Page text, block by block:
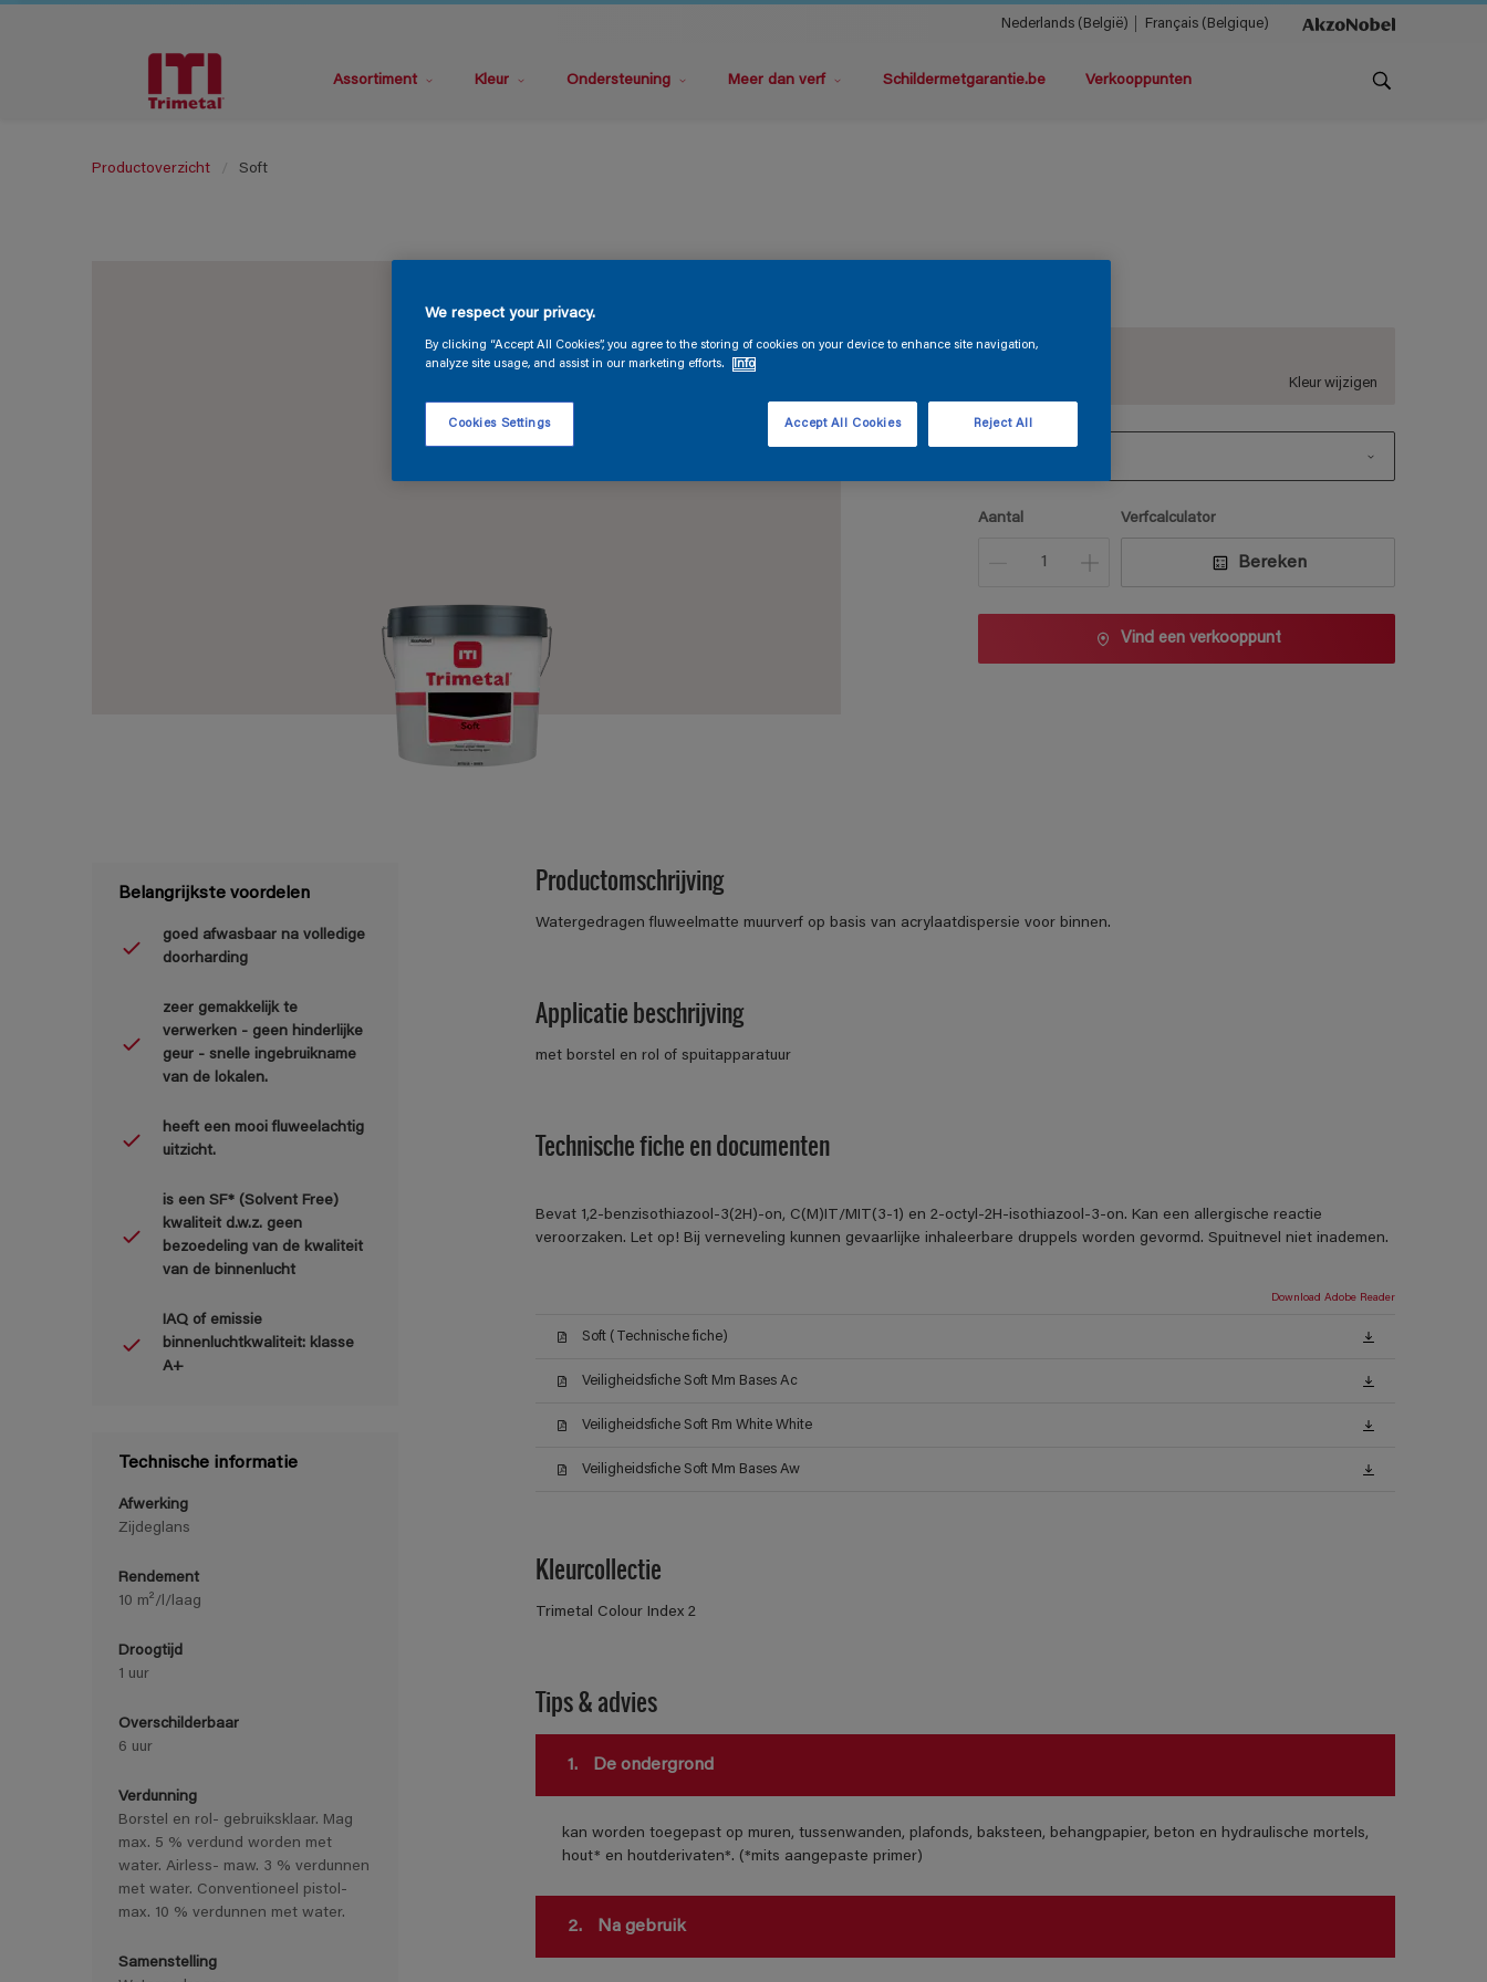
Nederlands (België) Français (Belgique)
Assortiment Kleur Ondersteuning Meer dan verf Schildermetgarantie.be Verkooppunten
Productoverzicht Soft
Kleur wijzigen
Aantal Verfcalculator
Bereken
Vind een verkooppunt
Belangrijkste voordelen
goed afwasbaar na volledige
doorharding
zeer gemakkelijk te
verwerken - geen hinderlijke
geur - snelle ingebruikname
van de lokalen.
heeft een mooi fluweelachtig
uitzicht.
is een SF* (Solvent Free)
kwaliteit d.w.z. geen
bezoedeling van de kwaliteit
van de binnenlucht
IAQ of emissie
binnenluchtkwaliteit: klasse
A+
Technische informatie
Afwerking
Zijdeglans
Rendement
10 m²/l/laag
Droogtijd
1 uur
Overschilderbaar
6 uur
Verdunning
Borstel en rol- gebruiksklaar. Mag
max. 5 % verdund worden met
water. Airless- maw. 3 % verdunnen
met water. Conventioneel pistol-
max. 10 % verdunnen met water.
Samenstelling
Productomschrijving
Watergedragen fluweelmatte muurverf op basis van acrylaatdispersie voor binnen.
Applicatie beschrijving
met borstel en rol of spuitapparatuur
Technische fiche en documenten
Bevat 1,2-benzisothiazool-3(2H)-on, C(M)IT/MIT(3-1) en 2-octyl-2H-isothiazool-3-on. Kan een allergische reactie
veroorzaken. Let op! Bij verneveling kunnen gevaarlijke inhaleerbare druppels worden gevormd. Spuitnevel niet inademen.
Download Adobe Reader
Soft (Technische fiche)
Veiligheidsfiche Soft Mm Bases Ac
Veiligheidsfiche Soft Rm White White
Veiligheidsfiche Soft Mm Bases Aw
Kleurcollectie
Trimetal Colour Index 2
Tips & advies
1. De ondergrond
kan worden toegepast op muren, tussenwanden, plafonds, baksteen, behangpapier, beton en hydraulische mortels,
hout* en houtderivaten*. (*mits aangepaste primer)
2. Na gebruik
We respect your privacy.
By clicking “Accept All Cookies”, you agree to the storing of cookies on your device to enhance site navigation,
analyze site usage, and assist in our marketing efforts.
Info
Cookies Settings Reject All
Accept All Cookies